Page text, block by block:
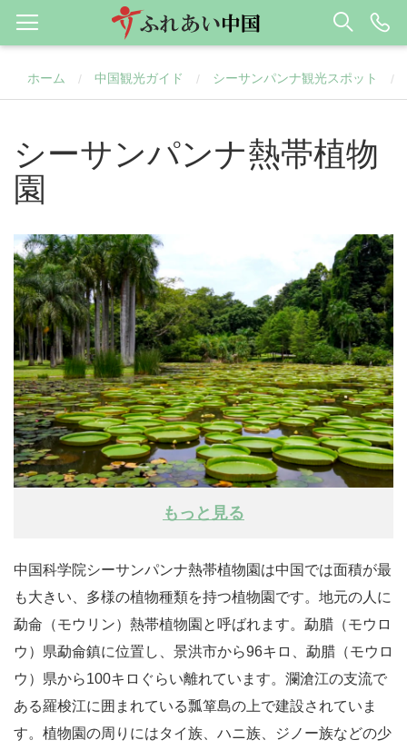
ホーム / 中国観光ガイド / シーサンパンナ観光スポット /
シーサンパンナ熱帯植物
園
もっと見る
中国科学院シーサンパンナ熱帯植物園は中国では面積が最
も大きい、多様の植物種類を持つ植物園です。地元の人に
勐侖（モウリン）熱帯植物園と呼ばれます。勐腊（モウロ
ウ）県勐侖鎮に位置し、景洪市から96キロ、勐腊（モウロ
ウ）県から100キロぐらい離れています。瀾滄江の支流で
ある羅梭江に囲まれている瓢箪島の上で建設されていま
す。植物園の周りにはタイ族、ハニ族、ジノー族などの少